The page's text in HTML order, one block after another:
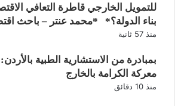
للتمويل الخارجي قاطرة التعافي
بناء الدولة؟* *محمد عنتر – باحث
منذ 57 ثانية
بمبادرة من الاستشارية الطبية
معركة الكرامة بالخارج
منذ 10 دقائق